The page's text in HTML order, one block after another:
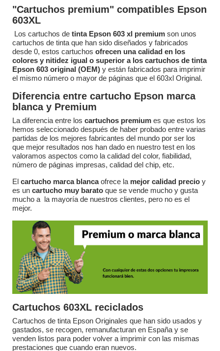
"Cartuchos premium" compatibles Epson
603XL
Los cartuchos de tinta Epson 603 xl premium son unos
cartuchos de tinta que han sido diseñados y fabricados
desde 0, estos cartuchos ofrecen una calidad en los
colores y nitidez igual o superior a los cartuchos de tinta
Epson 603 original (OEM) y están fabricados para imprimir
el mismo número o mayor de páginas que el 603xl Original.
Diferencia entre cartucho Epson marca
blanca y Premium
La diferencia entre los cartuchos premium es que estos los
hemos seleccionado después de haber probado entre varias
partidas de los mejores fabricantes del mundo por ser los
que mejor resultados nos han dado en nuestro test en los
valoramos aspectos como la calidad del color, fiabilidad,
número de páginas impresas, calidad del chip, etc.
El cartucho marca blancaofrece la mejor calidad precio y
es un cartucho muy barato que se vende mucho y gusta
mucho a la mayoría de nuestros clientes, pero no es el
mejor.
Cartuchos 603XL reciclados
Cartuchos de tinta Epson Originales que han sido usados y
gastados, se recogen, remanufacturan en España y se
venden listos para poder volver a imprimir con las mismas
prestaciones que cuando eran nuevos.